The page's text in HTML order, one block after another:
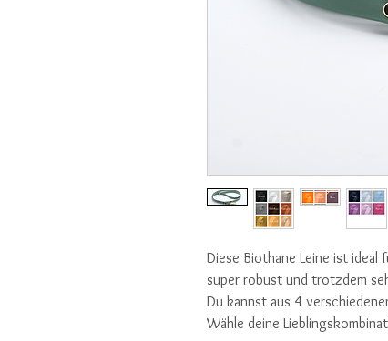
Diese Biothane Leine ist
super robust und trotzdem
Du kannst aus 4
Wähle deine